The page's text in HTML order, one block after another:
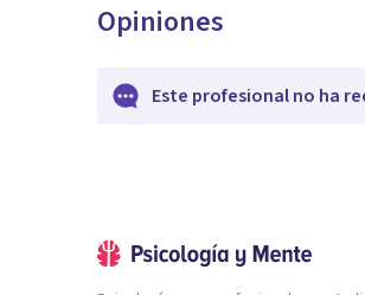
Opiniones
Este profesional no ha